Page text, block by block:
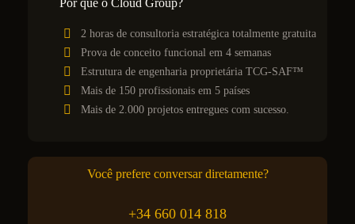
Por que o Cloud Group?
2 horas de consultoria estratégica totalmente gratuita
Prova de conceito funcional em 4 semanas
Estrutura de engenharia proprietária TCG-SAF™
Mais de 150 profissionais em 5 países
Mais de 2.000 projetos entregues com sucesso.
Você prefere conversar diretamente?
+34 660 014 818